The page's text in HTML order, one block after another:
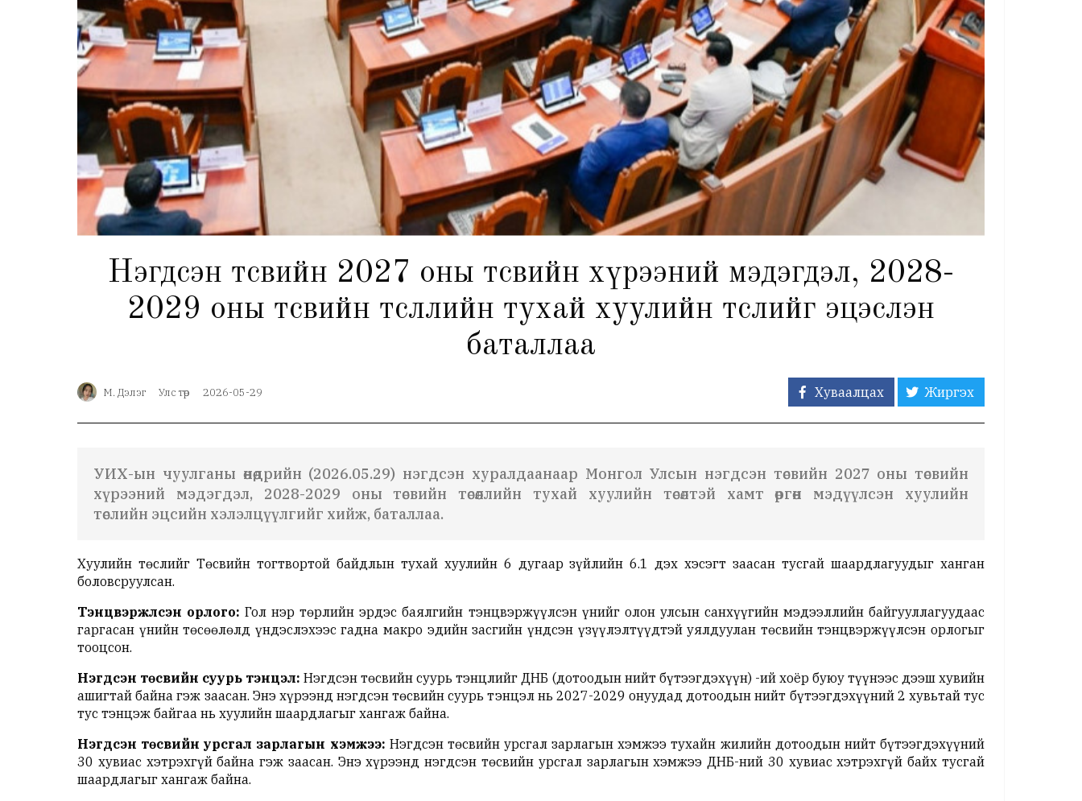
Нэгдсэн төсвийн 2027 оны төсвийн хүрээний мэдэгдэл, 2028-
2029 оны төсвийн төсөөллийн тухай хуулийн төслийг эцэслэн
баталлаа
М. Дэлэг Улс төр 2026-05-29 Хуваалцах Жиргэх
УИХ-ын чуулганы өнөөдрийн (2026.05.29) нэгдсэн хуралдаанаар Монгол Улсын нэгдсэн төсвийн 2027 оны төсвийн
хүрээний мэдэгдэл, 2028-2029 оны төсвийн төсөөллийн тухай хуулийн төсөлтэй хамт өргөн мэдүүлсэн хуулийн
төслийн эцсийн хэлэлцүүлгийг хийж, баталлаа.
Хуулийн төслийг Төсвийн тогтвортой байдлын тухай хуулийн 6 дугаар зүйлийн 6.1 дэх хэсэгт заасан тусгай шаардлагуудыг ханган
боловсруулсан.
Тэнцвэржүүлсэн орлого: Гол нэр төрлийн эрдэс баялгийн тэнцвэржүүлсэн үнийг олон улсын санхүүгийн мэдээллийн байгууллагуудаас
гаргасан үнийн төсөөлөлд үндэслэхээс гадна макро эдийн засгийн үндсэн үзүүлэлтүүдтэй уялдуулан төсвийн тэнцвэржүүлсэн орлогыг
тооцсон.
Нэгдсэн төсвийн суурь тэнцэл:Нэгдсэн төсвийн суурь тэнцлийг ДНБ (дотоодын нийт бүтээгдэхүүн) -ий хоёр буюу түүнээс дээш хувийн
ашигтай байна гэж заасан. Энэ хүрээнд нэгдсэн төсвийн суурь тэнцэл нь 2027-2029 онуудад дотоодын нийт бүтээгдэхүүний 2 хувьтай тус
тус тэнцэж байгаа нь хуулийн шаардлагыг хангаж байна.
Нэгдсэн төсвийн урсгал зарлагын хэмжээ: Нэгдсэн төсвийн урсгал зарлагын хэмжээ тухайн жилийн дотоодын нийт бүтээгдэхүүний
30 хувиас хэтрэхгүй байна гэж заасан. Энэ хүрээнд нэгдсэн төсвийн урсгал зарлагын хэмжээ ДНБ-ний 30 хувиас хэтрэхгүй байх тусгай
шаардлагыг хангаж байна.